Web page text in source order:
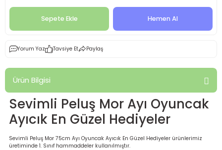
Sepete Ekle Hemen Al
Yorum Yaz Tavsiye Et Paylaş
Ürün Bilgisi
Sevimli Peluş Mor Ayı Oyuncak
Ayıcık En Güzel Hediyeler
Sevimli Peluş Mor 75cm Ayı Oyuncak Ayıcık En Güzel Hediyeler ürünlerimiz
üretiminde 1. Sınıf hammaddeler kullanılmıştır.